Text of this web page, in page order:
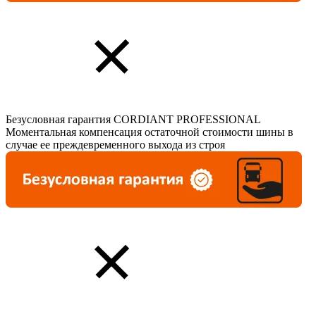
Безусловная гарантия CORDIANT PROFESSIONAL
Моментальная компенсация остаточной стоимости шины в
случае ее преждевременного выхода из строя